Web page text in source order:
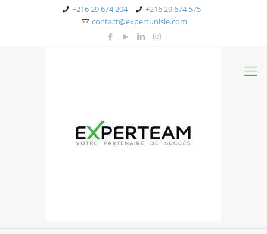
+216 29 674 204
+216 29 674 575
contact@expertunisie.com